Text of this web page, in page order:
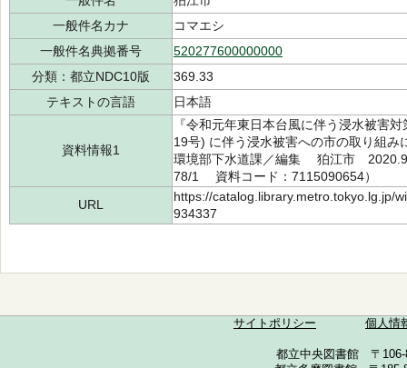
一般件名カナ
コマエシ
一般件名典拠番号
520277600000000
分類：都立NDC10版
369.33
テキストの言語
日本語
資料情報1
『令和元年東日本台風に伴う浸水被害
19号) に伴う浸水被害への市の取り組
環境部下水道課／編集 狛江市
78/1 資料コード：7115090654）
URL
https://catalog.library.metro.tokyo.lg.jp/
934337
サイトポリシー 個人情
都立中央図書館 〒